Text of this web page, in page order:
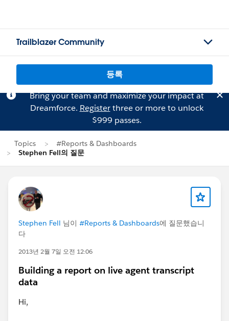
Trailblazer Community
등록
Bring your team and maximize your impact at
Dreamforce. Registerthree or more to unlock
$999 passes.
Topics
#Reports & Dashboards
Stephen Fell의 질문
Stephen Fell 님이 #Reports & Dashboards에 질문했습니
다
2013년 2월 7일 오전 12:06
Building a report on live agent transcript
data
Hi,